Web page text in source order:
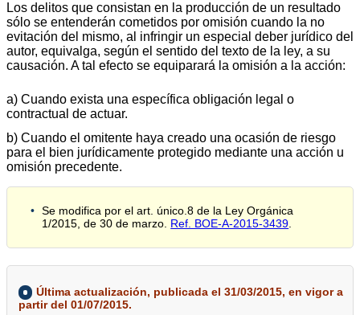
Los delitos que consistan en la producción de un resultado
sólo se entenderán cometidos por omisión cuando la no
evitación del mismo, al infringir un especial deber jurídico del
autor, equivalga, según el sentido del texto de la ley, a su
causación. A tal efecto se equiparará la omisión a la acción:
a) Cuando exista una específica obligación legal o
contractual de actuar.
b) Cuando el omitente haya creado una ocasión de riesgo
para el bien jurídicamente protegido mediante una acción u
omisión precedente.
Se modifica por el art. único.8 de la Ley Orgánica
1/2015, de 30 de marzo. Ref. BOE-A-2015-3439.
Última actualización, publicada el 31/03/2015, en vigor a
partir del 01/07/2015.